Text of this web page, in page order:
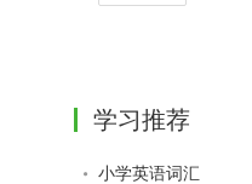
学习推荐
小学英语词汇